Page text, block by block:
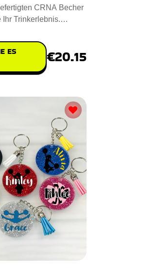
CRNA Becher
Ihr Trinkerlebnis.
ES
€20.15